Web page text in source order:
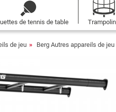
de tennis de table
de jeu Berg Autres appareils de jeu